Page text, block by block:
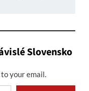
Slovensko
your email.